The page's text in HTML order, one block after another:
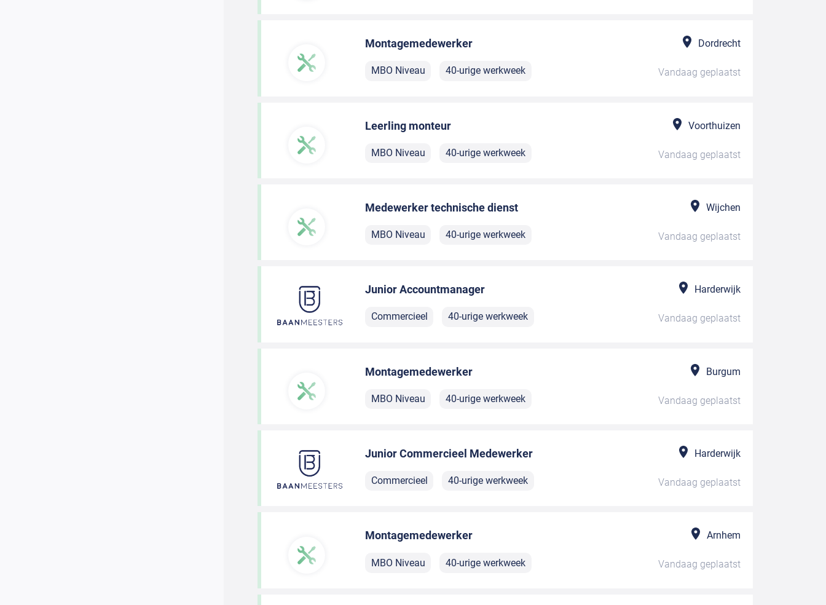
Montagemedewerker Dordrecht
MBO Niveau 40-urige werkweek Vandaag geplaatst
Leerling monteur Voorthuizen
MBO Niveau 40-urige werkweek Vandaag geplaatst
Medewerker technische dienst Wijchen
MBO Niveau 40-urige werkweek Vandaag geplaatst
Junior Accountmanager Harderwijk
Commercieel 40-urige werkweek Vandaag geplaatst
Montagemedewerker Burgum
MBO Niveau 40-urige werkweek Vandaag geplaatst
Junior Commercieel Medewerker Harderwijk
Commercieel 40-urige werkweek Vandaag geplaatst
Montagemedewerker Arnhem
MBO Niveau 40-urige werkweek Vandaag geplaatst